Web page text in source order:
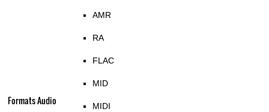
Formats Audio
AMR
RA
FLAC
MID
MIDI